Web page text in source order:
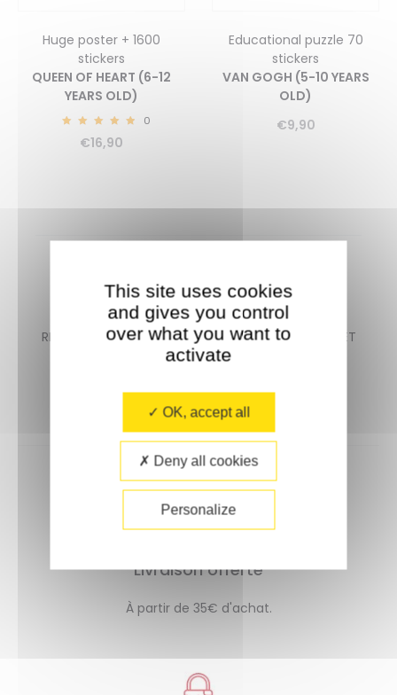
Huge poster + 1600
stickers
QUEEN OF HEART (6-12
YEARS OLD)
0
€16,90
Educational puzzle 70
stickers
VAN GOGH (5-10 YEARS
OLD)
€9,90
NEWSLETTER
RECEVEZ EN EXCLUSIVITE LES NOUVEAUTES, OFFRES ET
PROMO !
Livraison offerte
À partir de 35€ d'achat.
This site uses cookies
and gives you control
over what you want to
activate
OK, accept all
Deny all cookies
Personalize